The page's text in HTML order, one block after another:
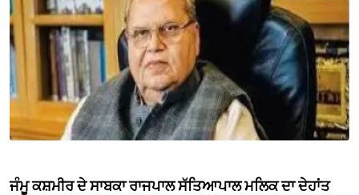
ਜੰਮੂ ਕਸ਼ਮੀਰ ਦੇ ਸਾਬਕਾ ਰਾਜਪਾਲ ਸੱਤਿਆਪਾਲ ਮਲਿਕ ਦਾ ਦੇਹਾਂਤ